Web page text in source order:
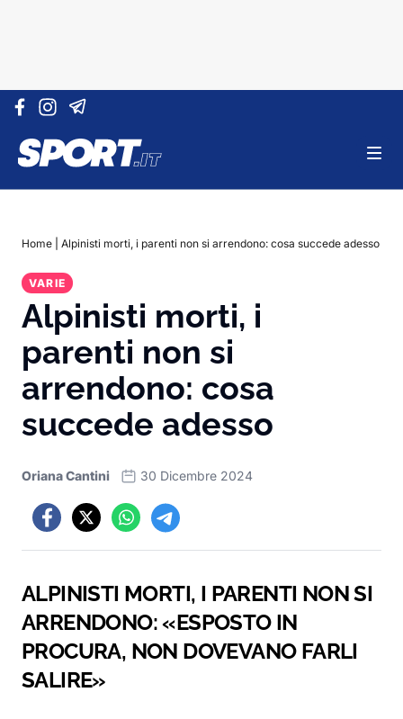
Vai al contenuto
Home Alpinisti morti, i parenti non si arrendono: cosa succede adesso
VARIE
Alpinisti morti, i
parenti non si
arrendono: cosa
succede adesso
Oriana Cantini 30 Dicembre 2024
ALPINISTI MORTI, I PARENTI NON SI
ARRENDONO: «ESPOSTO IN
PROCURA, NON DOVEVANO FARLI
SALIRE»